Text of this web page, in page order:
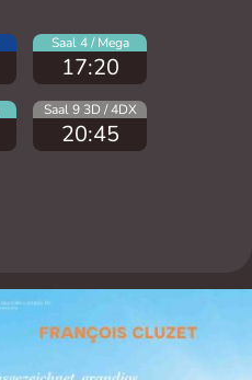
Saal 4 / Mega
17:20
Saal 9 3D / 4DX
20:45